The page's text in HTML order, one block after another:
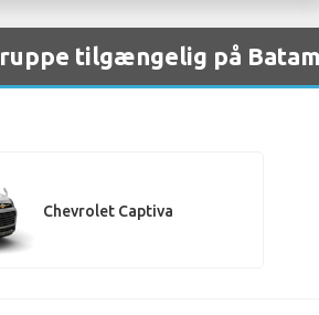
tilgængelig på
Chevrolet Captiva